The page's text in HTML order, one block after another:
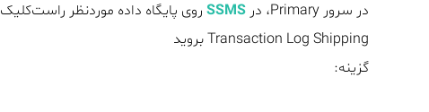
در سرور Primary، در SSMS
Transaction Log Shipping بروید
گزینه: